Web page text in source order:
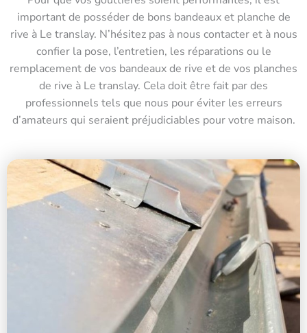
important de posséder de bons bandeaux et planche de
rive à Le translay. N’hésitez pas à nous contacter et à nous
confier la pose, l’entretien, les réparations ou le
remplacement de vos bandeaux de rive et de vos planches
de rive à Le translay. Cela doit être fait par des
professionnels tels que nous pour éviter les erreurs
d’amateurs qui seraient préjudiciables pour votre maison.